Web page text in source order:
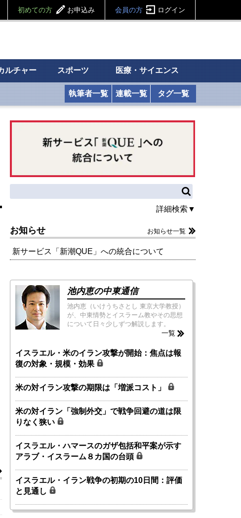
初めての方 お申込み 会員の方 ログイン
ルチャー スポーツ 医療・サイエンス
執筆者一覧 連載一覧 タグ一覧
詳細検索▼
お知らせ お知らせ一覧
新サービス「新潮QUE」への統合について
池内恵の中東通信
池内恵（いけうちさとし 東京大学教授）
が、中東情勢とイスラーム教やその思想
について日々少しずつ解説します。
一覧
イスラエル・米のイラン攻撃が開始：焦点は報
復の対象・規模・効果
米の対イラン攻撃の期限は「増派コスト」
米の対イラン「強制外交」で戦争回避の道は限
りなく狭い
イスラエル・ハマースのガザ包括和平案が示す
アラブ・イスラーム８カ国の台頭
イスラエル・イラン戦争の初期の10日間：評価
と見通し